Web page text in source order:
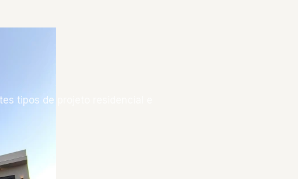
tipos de projeto residencial e